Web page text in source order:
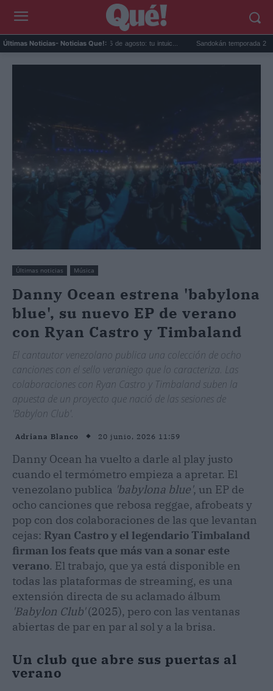
Últimas Noticias- Noticias Que!:
de Leo hoy jueves 6 de agosto: tu intuic... Sandokán temporada 2 ya es
Últimas noticias Música
Danny Ocean estrena 'babylona
blue', su nuevo EP de verano
con Ryan Castro y Timbaland
El cantautor venezolano publica una colección de ocho
canciones con el sello veraniego que lo caracteriza. Las
colaboraciones con Ryan Castro y Timbaland suben la
apuesta de un proyecto que nació de las sesiones de
'Babylon Club'.
Adriana Blanco 20 junio, 2026 11:59
Danny Ocean ha vuelto a darle al play justo
cuando el termómetro empieza a apretar. El
venezolano publica 'babylona blue', un EP de
ocho canciones que rebosa reggae, afrobeats y
pop con dos colaboraciones de las que levantan
cejas: Ryan Castro y el legendario Timbaland
firman los feats que más van a sonar este
verano. El trabajo, que ya está disponible en
todas las plataformas de streaming, es una
extensión directa de su aclamado álbum
'Babylon Club'(2025), pero con las ventanas
abiertas de par en par al sol y a la brisa.
Un club que abre sus puertas al
verano